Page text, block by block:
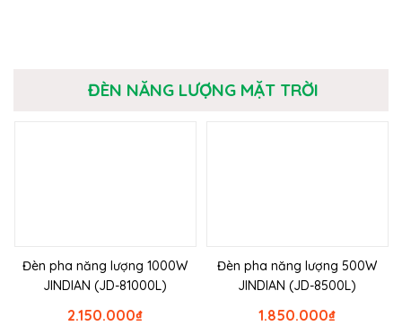
ĐÈN NĂNG LƯỢNG MẶT TRỜI
Đèn pha năng lượng 1000W
JINDIAN (JD-81000L)
₫
2.150.000
Đèn pha năng lượng 500W
JINDIAN (JD-8500L)
₫
1.850.000